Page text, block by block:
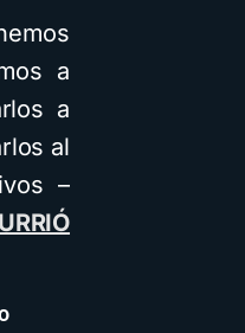
a
a
al
–
Descarga
crear cuentos
ilustrados
artificial
diferentes estilos